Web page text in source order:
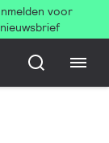
voor
nieuwsbrief